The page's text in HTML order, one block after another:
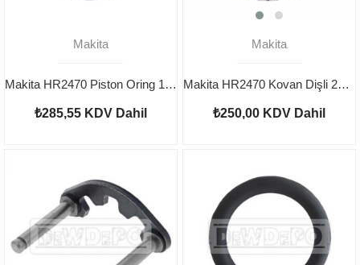
Makita
Makita HR2470 Piston Oring 163430-7
₺285,55 KDV Dahil
Makita
Makita HR2470 Kovan Dişli 227109-5
₺250,00 KDV Dahil